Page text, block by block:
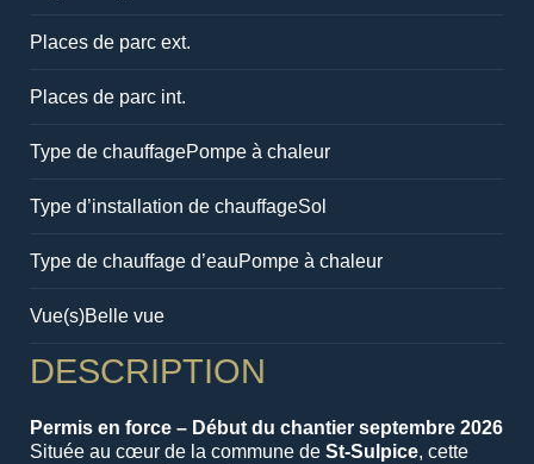
Places de parc ext.
Places de parc int.
Type de chauffagePompe à chaleur
Type d’installation de chauffageSol
Type de chauffage d’eauPompe à chaleur
Vue(s)Belle vue
DESCRIPTION
Permis en force – Début du chantier septembre 2026
Située au cœur de la commune de St-Sulpice, cette